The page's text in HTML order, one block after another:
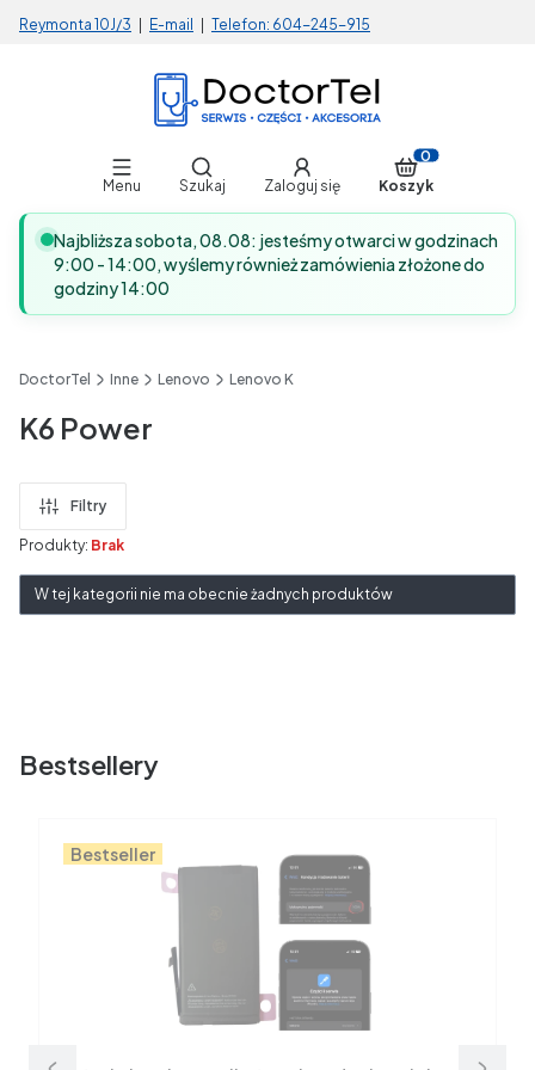
Reymonta 10J/3 E-mail Telefon: 604-245-915
Menu
Otwórz wyszukiwarkę
Szukaj Zaloguj się
Produkty w
Koszyk
Najbliższa sobota, 08.08: jesteśmy otwarci w godzinach
9:00 - 14:00, wyślemy również zamówienia złożone do
godziny 14:00
DoctorTel Inne Lenovo Lenovo K
K6 Power
Filtry
Produkty: Brak
Lista produktów
W tej kategorii nie ma obecnie żadnych produktów
Bestsellery
Bestseller